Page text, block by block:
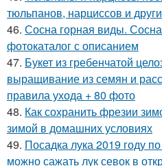
тюльпанов, нарциссов и
46. Сосна горная виды.
фотокаталог с описанием
47. Букет из гребенчатой
выращивание из семян и
правила ухода + 80 фото
48. Как сохранить фрезии
зимой в домашних условиях
49. Посадка лука 2019 году
можно сажать лук севок в